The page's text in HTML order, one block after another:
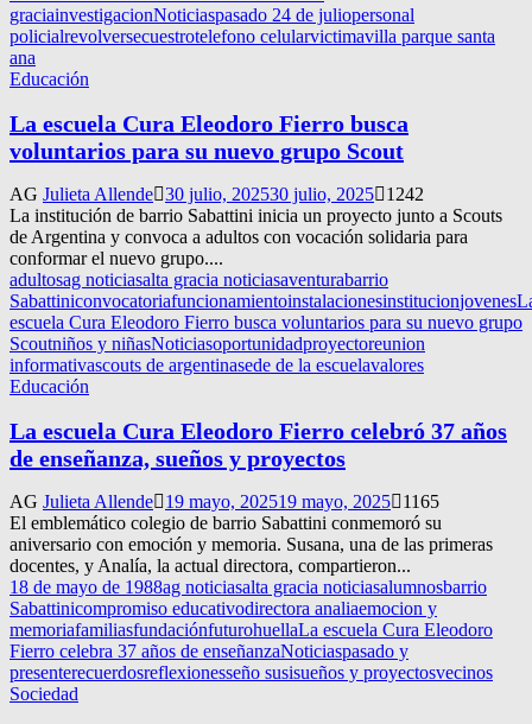
graciainvestigacionNoticiaspasado 24 de juliopersonal
policialrevolversecuestrotelefono celularvictimavilla parque santa
ana
Educación
La escuela Cura Eleodoro Fierro busca
voluntarios para su nuevo grupo Scout
AG Julieta Allende 30 julio, 202530 julio, 2025
1242
La institución de barrio Sabattini inicia un proyecto junto a Scouts
de Argentina y convoca a adultos con vocación solidaria para
conformar el nuevo grupo....
adultosag noticiasalta gracia noticiasaventurabarrio
Sabattiniconvocatoriafuncionamientoinstalacionesinstitucionjovenes
escuela Cura Eleodoro Fierro busca voluntarios para su nuevo grupo
Scoutniños y niñasNoticiasoportunidadproyectoreunion
informativascouts de argentinasede de la escuelavalores
Educación
La escuela Cura Eleodoro Fierro celebró 37 años
de enseñanza, sueños y proyectos
AG Julieta Allende 19 mayo, 202519 mayo, 2025
1165
El emblemático colegio de barrio Sabattini conmemoró su
aniversario con emoción y memoria. Susana, una de las primeras
docentes, y Analía, la actual directora, compartieron...
18 de mayo de 1988ag noticiasalta gracia noticiasalumnosbarrio
Sabattinicompromiso educativodirectora analiaemocion y
memoriafamiliasfundaciónfuturohuellaLa escuela Cura Eleodoro
Fierro celebra 37 años de enseñanzaNoticiaspasado y
presenterecuerdosreflexionesseño susisueños y proyectosvecinos
Sociedad